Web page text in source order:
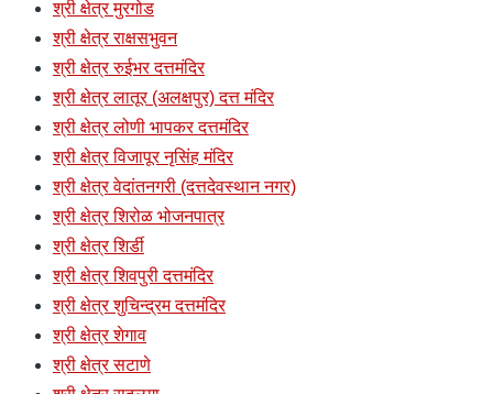
श्री क्षेत्र मुरगोड
श्री क्षेत्र राक्षसभुवन
श्री क्षेत्र रुईभर दत्तमंदिर
श्री क्षेत्र लातूर (अलक्षपुर) दत्त मंदिर
श्री क्षेत्र लोणी भापकर दत्तमंदिर
श्री क्षेत्र विजापूर नृसिंह मंदिर
श्री क्षेत्र वेदांतनगरी (दत्तदेवस्थान नगर)
श्री क्षेत्र शिरोळ भोजनपात्र
श्री क्षेत्र शिर्डी
श्री क्षेत्र शिवपुरी दत्तमंदिर
श्री क्षेत्र शुचिन्द्रम दत्तमंदिर
श्री क्षेत्र शेगाव
श्री क्षेत्र सटाणे